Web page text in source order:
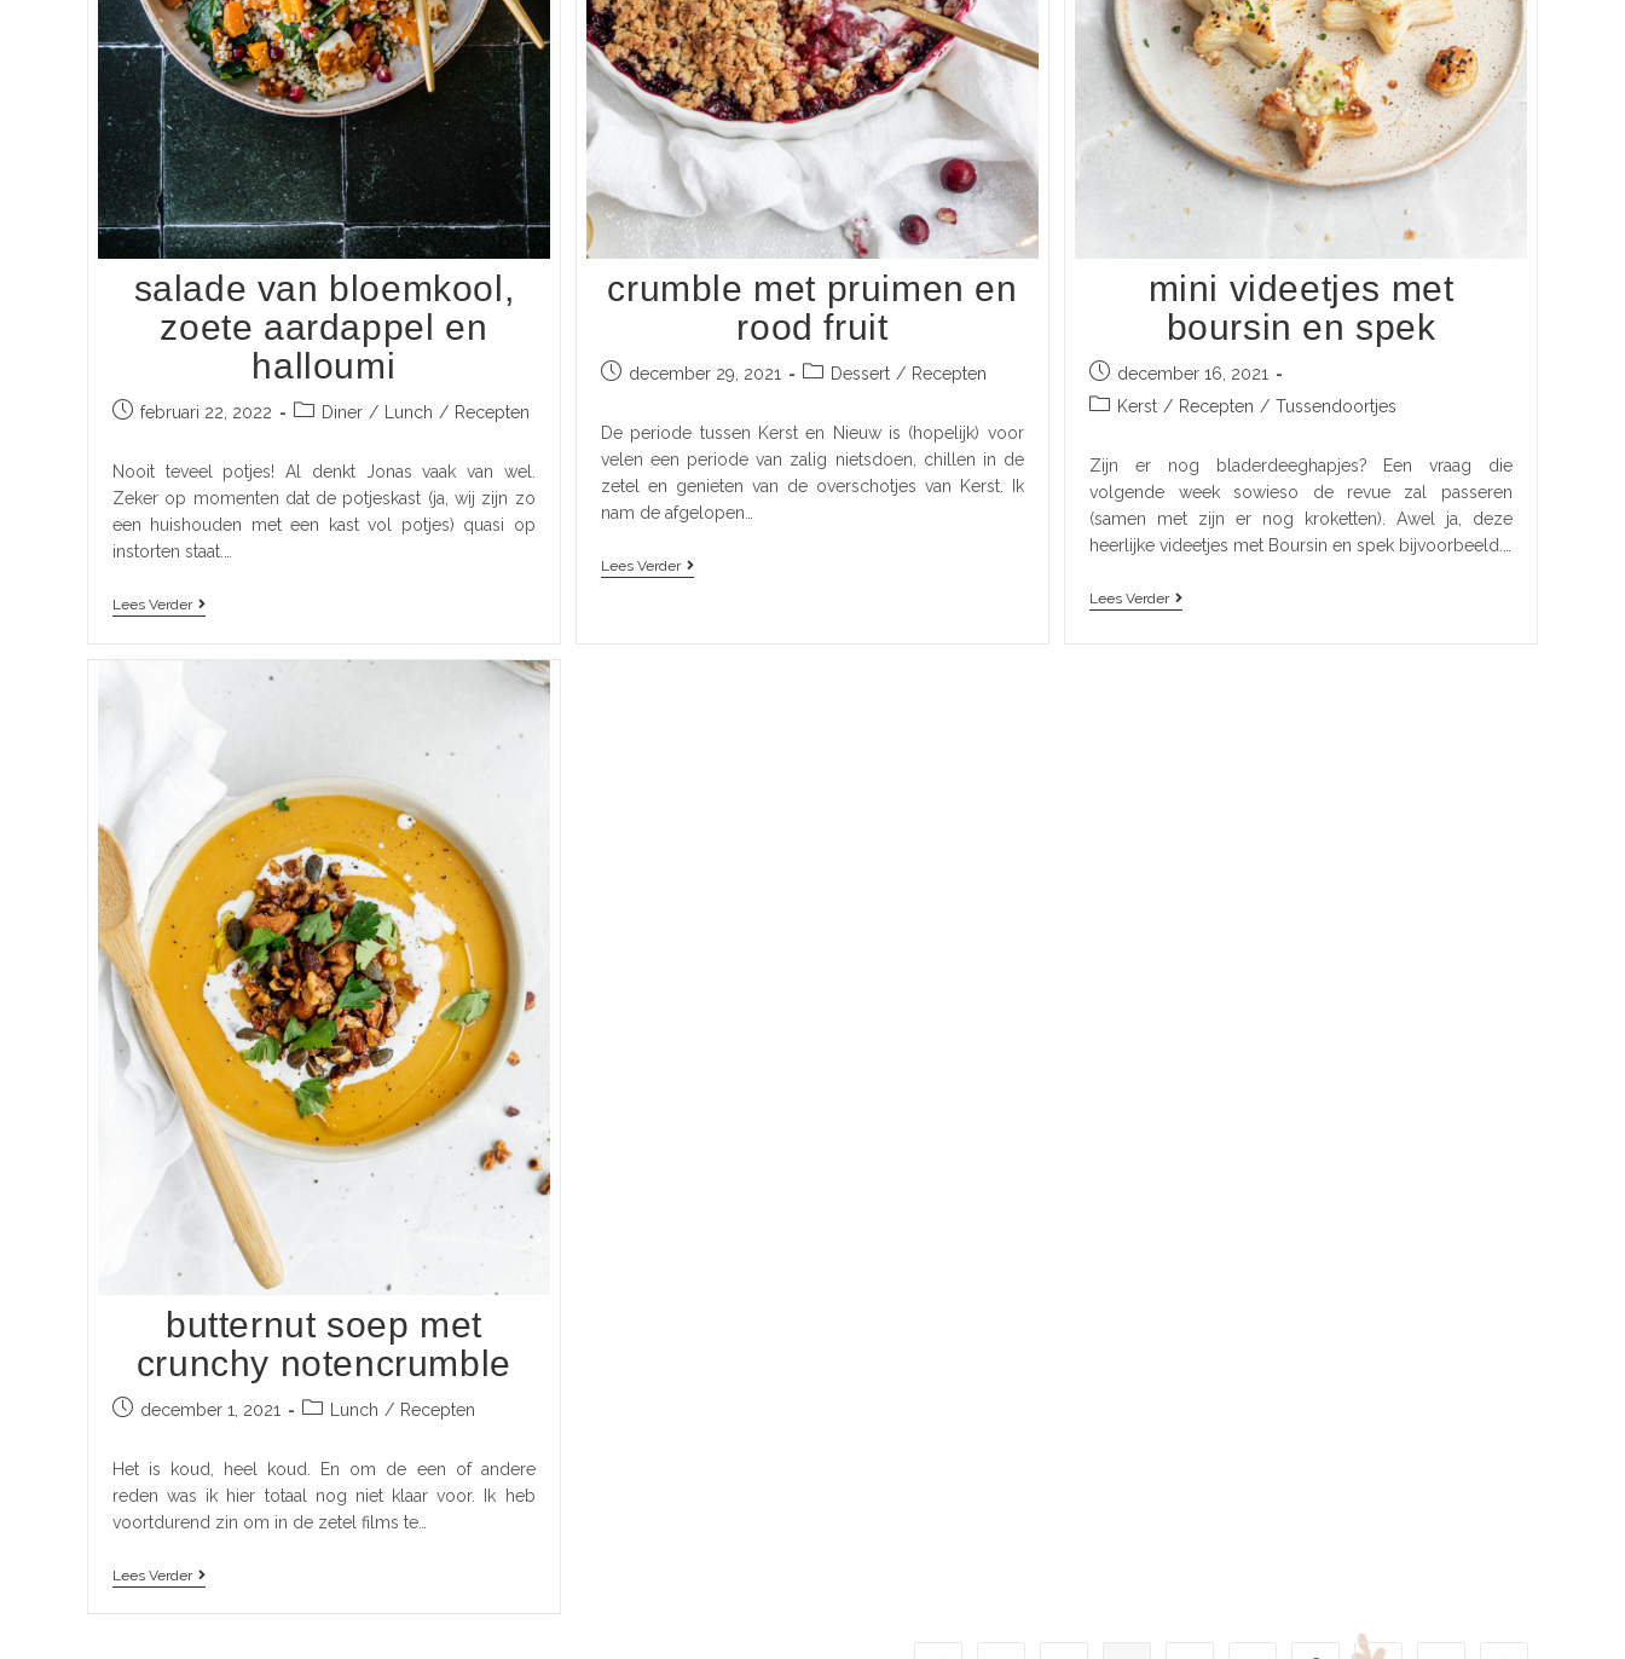
salade van bloemkool,
zoete aardappel en
halloumi
februari 22, 2022 Diner / Lunch / Recepten
Nooit teveel potjes! Al denkt Jonas vaak van wel.
Zeker op momenten dat de potjeskast (ja, wij zijn zo
een huishouden met een kast vol potjes) quasi op
instorten staat.…
Lees Verder
crumble met pruimen en
rood fruit
december 29, 2021 Dessert / Recepten
De periode tussen Kerst en Nieuw is (hopelijk) voor
velen een periode van zalig nietsdoen, chillen in de
zetel en genieten van de overschotjes van Kerst. Ik
nam de afgelopen…
Lees Verder
mini videetjes met
boursin en spek
december 16, 2021
Kerst / Recepten / Tussendoortjes
Zijn er nog bladerdeeghapjes? Een vraag die
volgende week sowieso de revue zal passeren
(samen met zijn er nog kroketten). Awel ja, deze
heerlijke videetjes met Boursin en spek bijvoorbeeld.…
Lees Verder
butternut soep met
crunchy notencrumble
december 1, 2021 Lunch / Recepten
Het is koud, heel koud. En om de een of andere
reden was ik hier totaal nog niet klaar voor. Ik heb
voortdurend zin om in de zetel films te…
Lees Verder